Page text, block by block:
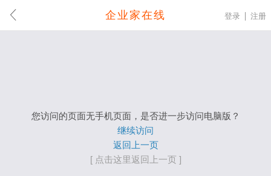
企业家在线 登录 注册
您访问的页面无手机页面，是否进一步访问电脑版？
继续访问
返回上一页
[ 点击这里返回上一页 ]